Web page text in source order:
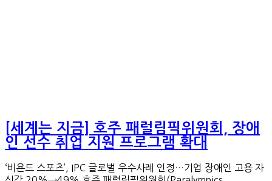
[세계는 지금] 호주 패럴림픽위원회, 장애
인 선수 취업 지원 프로그램 확대
‘비욘드 스포츠’, IPC 글로벌 우수사례 인정…기업 장애인 고용 자